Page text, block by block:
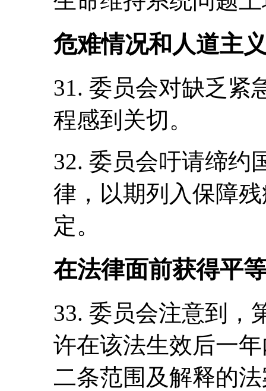
危难情况和人道主
31. 委员会对缺乏紧
程感到关切。
32. 委员会吁请缔约
律，以期列入保障
定。
在法律面前获得平
33. 委员会注意到，
许在该法生效后一
二条范围及解释的